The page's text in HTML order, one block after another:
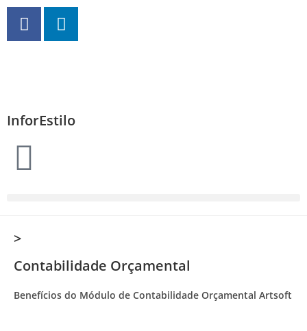
InforEstilo
>
Contabilidade Orçamental
Benefícios do Módulo de Contabilidade Orçamental Artsoft